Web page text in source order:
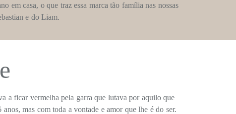
em casa, o que traz essa marca tão família nas nossas
e do Liam.
a ficar vermelha pela garra que lutava por aquilo que
mas com toda a vontade e amor que lhe é do ser.